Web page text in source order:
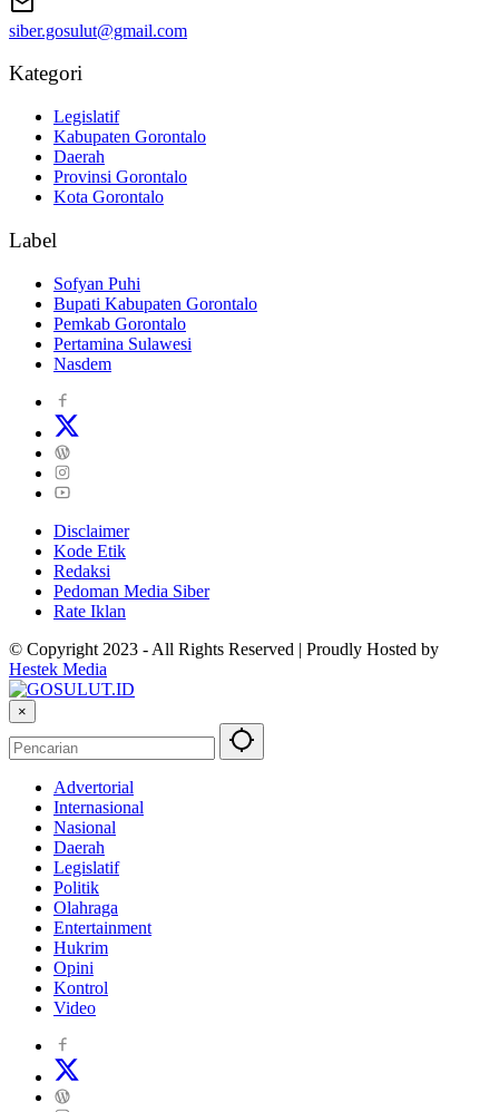
siber.gosulut@gmail.com
Kategori
Legislatif
Kabupaten Gorontalo
Daerah
Provinsi Gorontalo
Kota Gorontalo
Label
Sofyan Puhi
Bupati Kabupaten Gorontalo
Pemkab Gorontalo
Pertamina Sulawesi
Nasdem
Disclaimer
Kode Etik
Redaksi
Pedoman Media Siber
Rate Iklan
© Copyright 2023 - All Rights Reserved | Proudly Hosted by
Hestek Media
×
Advertorial
Internasional
Nasional
Daerah
Legislatif
Politik
Olahraga
Entertainment
Hukrim
Opini
Kontrol
Video